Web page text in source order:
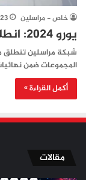
خاص - مراسلين 23 يونيو، 2024
يورو 2024: انطلاق الجولة الأخيرة لدور المجموعات
شبكة مراسلين تنطلق
المجموعات ضمن نهائيات النسخة الـ17
أكمل القراءة »
مقالات